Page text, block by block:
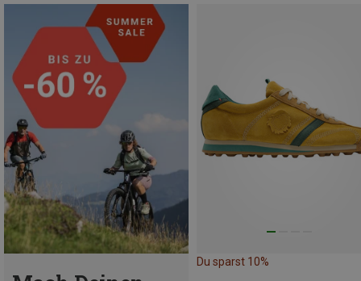
Du sparst 10%